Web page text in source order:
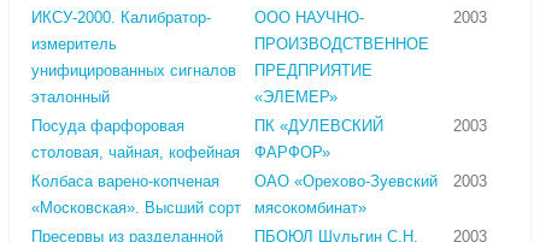
ИКСУ-2000. Калибратор-
измеритель
унифицированных сигналов
эталонный
ООО НАУЧНО-
ПРОИЗВОДСТВЕННОЕ
ПРЕДПРИЯТИЕ
«ЭЛЕМЕР»
2003
Посуда фарфоровая
столовая, чайная, кофейная
ПК «ДУЛЕВСКИЙ
ФАРФОР»
2003
Колбаса варено-копченая
«Московская». Высший сорт
ОАО «Орехово-Зуевский
мясокомбинат»
2003
Пресервы из разделанной
ПБОЮЛ Шульгин С.Н. 2003